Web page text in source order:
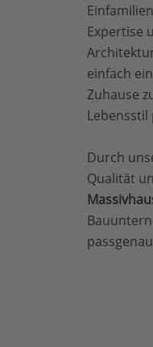
Expertise
einfach
Zuhause
Lebensstil
Durch
Qualität